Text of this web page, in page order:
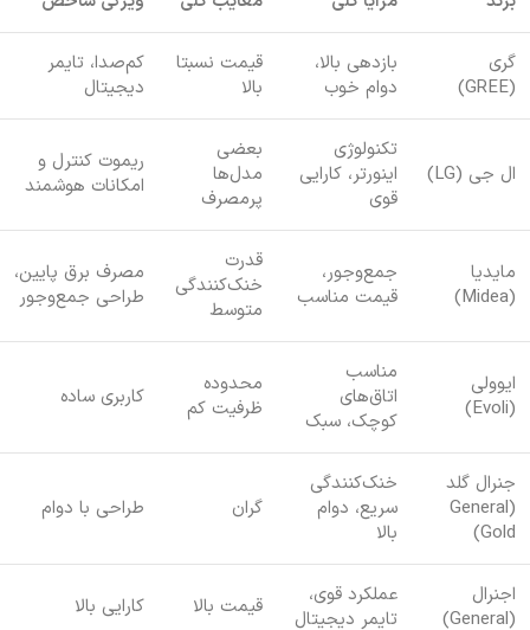
گری
(GREE)
بازدهی بالا،
دوام خوب
قیمت نسبتا
بالا
کم‌صدا، تایمر
دیجیتال
ال جی (LG)
تکنولوژی
اینورتر، کارایی
قوی
بعضی
مدل‌ها
پرمصرف
ریموت کنترل و
امکانات هوشمند
مایدیا
(Midea)
جمع‌وجور،
قیمت مناسب
قدرت
خنک‌کنندگی
متوسط
مصرف برق پایین،
طراحی جمع‌وجور
ایوولی
(Evoli)
مناسب
اتاق‌های
کوچک، سبک
محدوده
ظرفیت کم
کاربری ساده
جنرال گلد
(General
Gold)
خنک‌کنندگی
سریع، دوام
بالا
گران طراحی با دوام
اجنرال
(General)
عملکرد قوی،
تایمر دیجیتال
قیمت بالا کارایی بالا